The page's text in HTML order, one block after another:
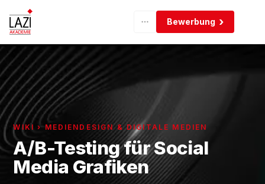
Bewerbung
WIKI › MEDIENDESIGN & DIGITALE MEDIEN
A/B-Testing für Social
Media Grafiken